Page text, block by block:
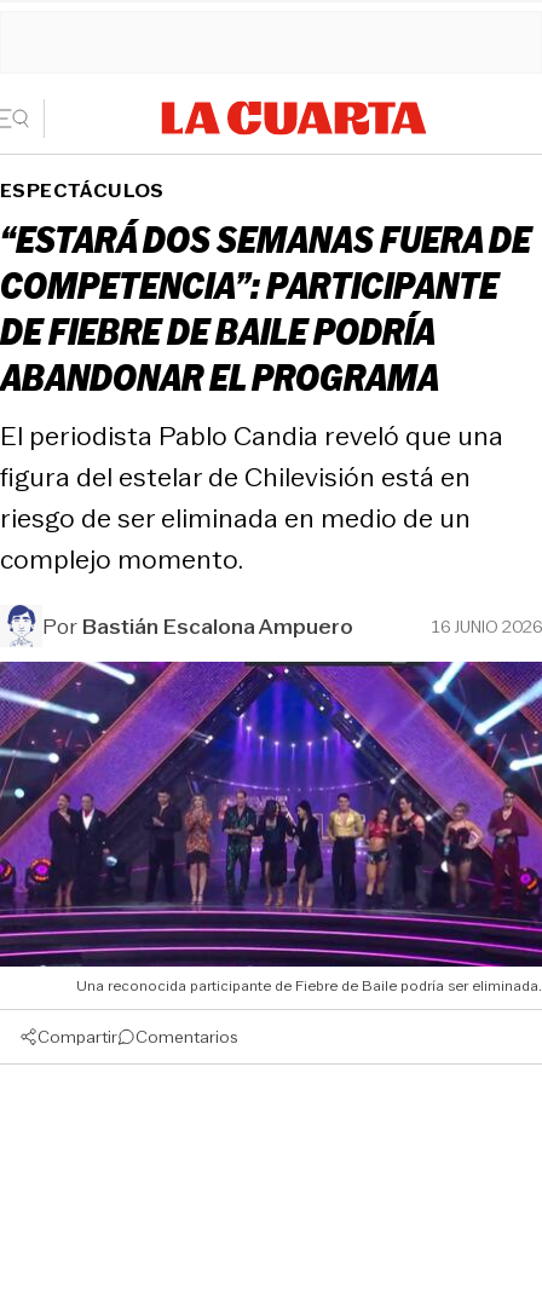
ESPECTÁCULOS
“ESTARÁ DOS SEMANAS FUERA DE
COMPETENCIA”: PARTICIPANTE
DE FIEBRE DE BAILE PODRÍA
ABANDONAR EL PROGRAMA
El periodista Pablo Candia reveló que una
figura del estelar de Chilevisión está en
riesgo de ser eliminada en medio de un
complejo momento.
PorBastián Escalona Ampuero 16 JUNIO 2026
Una reconocida participante de Fiebre de Baile podría ser eliminada.
Compartir Comentarios